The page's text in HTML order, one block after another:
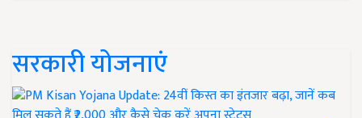
सरकारी योजनाएं